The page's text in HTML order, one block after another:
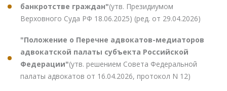
банкротстве граждан"(утв. Президиумом
Верховного Суда РФ 18.06.2025) (ред. от 29.04.2026)
"Положение о Перечне адвокатов-медиаторов
адвокатской палаты субъекта Российской
Федерации"(утв. решением Совета Федеральной
палаты адвокатов от 16.04.2026, протокол N 12)